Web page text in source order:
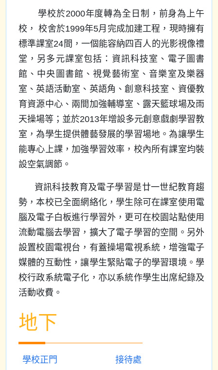
學校於2000年度轉為全日制，前身為上午
校， 校舍於1999年5月完成加建工程，現時擁有
標準課室24間，一個能容納四百人的光影視像禮
堂，另多元課室包括：資訊科技室、電子圖書
館、中央圖書館、視覺藝術室、音樂室及樂器
室、英語活動室、英語角、創意科技室、資優教
育資源中心、兩間加強輔導室、露天籃球場及雨
天操場等；並於2013年增設多元創意戲劇學習教
室，為學生提供體藝發展的學習場地。為讓學生
能專心上課，加強學習效率，校內所有課室均裝
設空氣調節。
資訊科技教育及電子學習是廿一世紀教育趨
勢，本校已全面網絡化，學生除可在課室使用電
腦及電子白板進行學習外，更可在校園站點使用
流動電腦去學習，擴大了電子學習的空間。另外
設置校園電視台，有蓋操場電視系統，增強電子
媒體的互動性，讓學生緊貼電子的學習環境。學
校行政系統電子化，亦以系統作學生出席紀錄及
活動收費。
地下
學校正門 接待處